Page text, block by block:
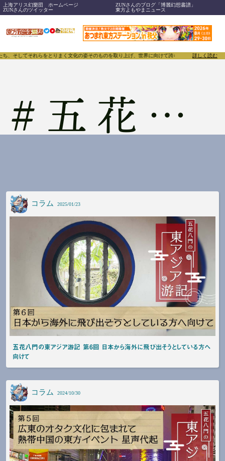
上海アリス幻樂団 ホームページ
ZUNさんのブログ「博麗幻想書譜」
ZUNさんのツイッター
東方よもやまニュース
それらをとりまく文化の姿そのものを取り上げ、世界に向けて誇らしく発信することで、東
詳しく読む
# 五花八門
コラム 2025/01/23
五花八門の東アジア游記 第6回 日本から海外に飛び出そうとしている方へ
向けて
コラム 2024/10/30